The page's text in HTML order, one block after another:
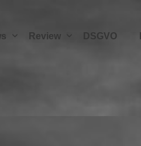
Review DSGVO